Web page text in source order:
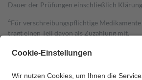
Dauer der Prüfungen einschließlich
4Für verschreibungspflichtige
trägt einen Teil davon als Zuzahlung mit.
zu entrichten.
Bei Heilmitteln und häuslicher